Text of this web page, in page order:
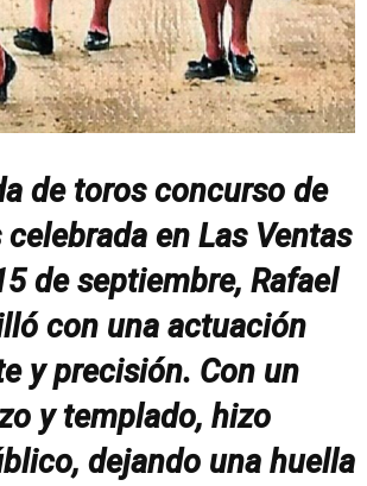
de toros concurso de
en Las Ventas
de septiembre, Rafael
con una actuación
y precisión. Con un
y templado, hizo
dejando una huella